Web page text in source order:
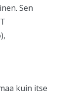
Sen
kuin itse